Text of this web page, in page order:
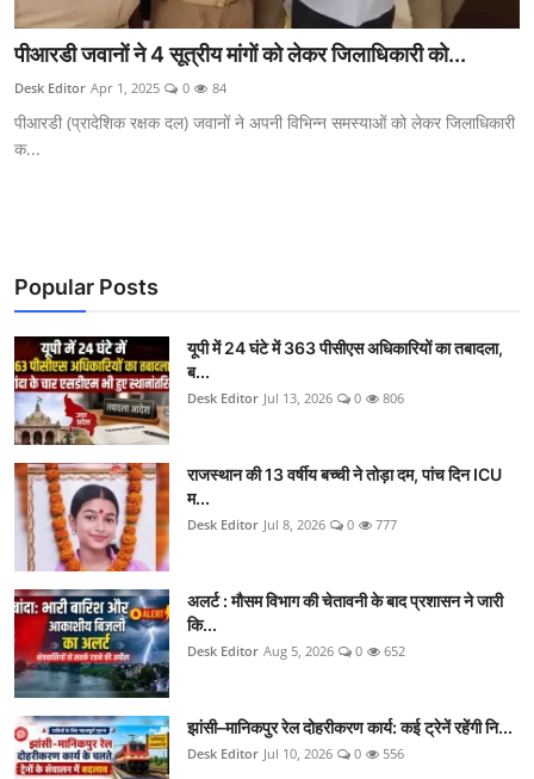
पीआरडी जवानों ने 4 सूत्रीय मांगों को लेकर जिलाधिकारी को...
Desk Editor Apr 1, 2025 0 84
पीआरडी (प्रादेशिक रक्षक दल) जवानों ने अपनी विभिन्न समस्याओं को लेकर जिलाधिकारी
क...
Popular Posts
यूपी में 24 घंटे में 363 पीसीएस अधिकारियों का तबादला,
ब...
Desk Editor Jul 13, 2026 0 806
राजस्थान की 13 वर्षीय बच्ची ने तोड़ा दम, पांच दिन ICU
म...
Desk Editor Jul 8, 2026 0 777
अलर्ट : मौसम विभाग की चेतावनी के बाद प्रशासन ने जारी
कि...
Desk Editor Aug 5, 2026 0 652
झांसी–मानिकपुर रेल दोहरीकरण कार्य: कई ट्रेनें रहेंगी नि...
Desk Editor Jul 10, 2026 0 556